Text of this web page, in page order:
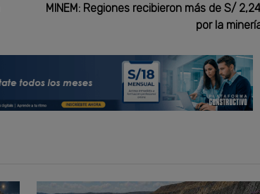
MINEM: Regiones recibieron más de S/
por la